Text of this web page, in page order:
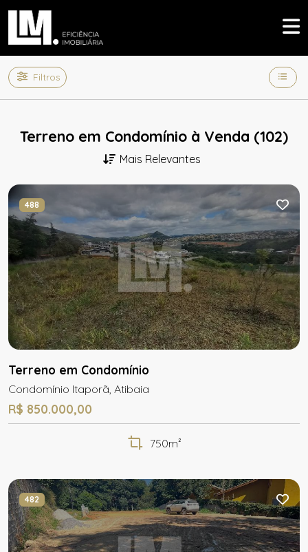
Filtros
Terreno em Condomínio à Venda (102)
Mais Relevantes
488
Terreno em Condomínio
Condomínio Itaporã, Atibaia
R$ 850.000,00
750m²
482